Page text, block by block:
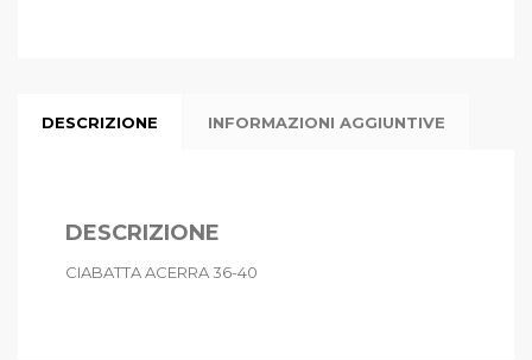
DESCRIZIONE INFORMAZIONI AGGIUNTIVE
DESCRIZIONE
CIABATTA ACERRA 36-40